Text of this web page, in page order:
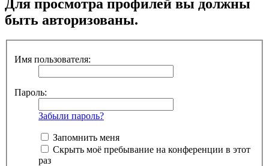
Для просмотра профилей вы должны
быть авторизованы.
Имя пользователя:
Пароль:
Забыли пароль?
Запомнить меня
Скрыть моё пребывание на конференции в этот
раз